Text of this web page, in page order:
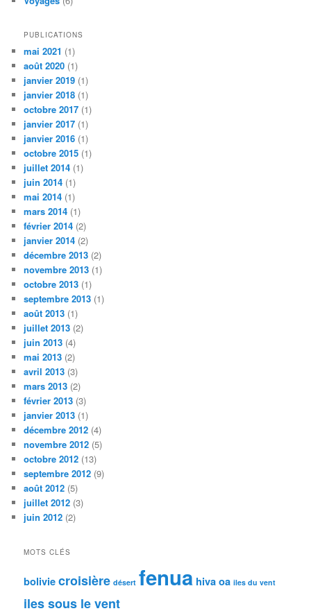
PUBLICATIONS
mai 2021 (1)
août 2020 (1)
janvier 2019 (1)
janvier 2018 (1)
octobre 2017 (1)
janvier 2017 (1)
janvier 2016 (1)
octobre 2015 (1)
juillet 2014 (1)
juin 2014 (1)
mai 2014 (1)
mars 2014 (1)
février 2014 (2)
janvier 2014 (2)
décembre 2013 (2)
novembre 2013 (1)
octobre 2013 (1)
septembre 2013 (1)
août 2013 (1)
juillet 2013 (2)
juin 2013 (4)
mai 2013 (2)
avril 2013 (3)
mars 2013 (2)
février 2013 (3)
janvier 2013 (1)
décembre 2012 (4)
novembre 2012 (5)
octobre 2012 (13)
septembre 2012 (9)
août 2012 (5)
juillet 2012 (3)
juin 2012 (2)
MOTS CLÉS
boliviecroisière désert fenua hiva oa iles du vent
iles sous le vent